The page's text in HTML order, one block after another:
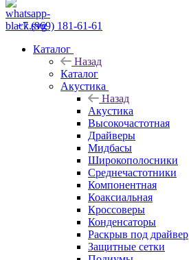
+7 (969) 181-61-61
Каталог
Назад
Каталог
Акустика
Назад
Акустика
Высокочастотная
Драйверы
Мидбасы
Широкополосники
Среднечастотники
Компонентная
Коаксиальная
Кроссоверы
Конденсаторы
Раскрыв под драйвер
Защитные сетки